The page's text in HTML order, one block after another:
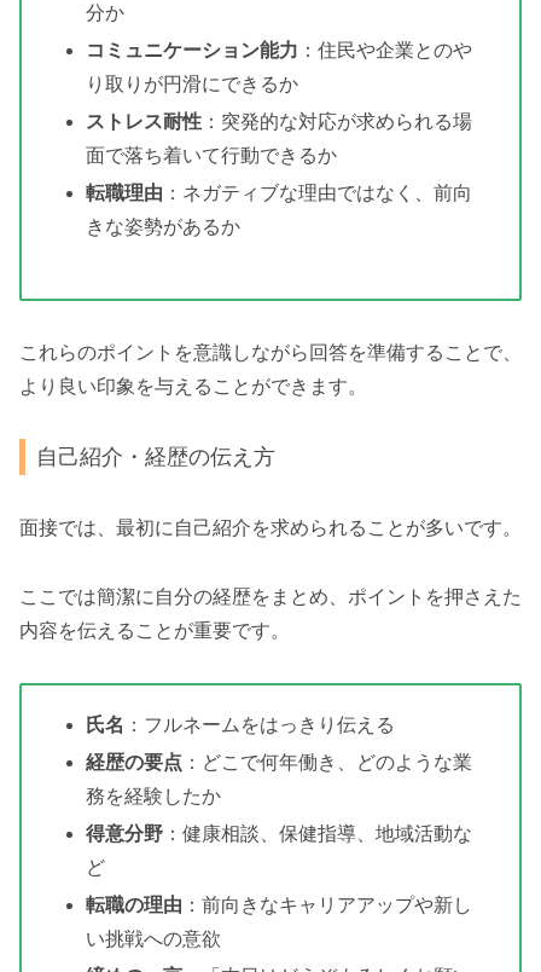
分か
コミュニケーション能力 ：住民や企業とのや
り取りが円滑にできるか
ストレス耐性 ：突発的な対応が求められる場
面で落ち着いて行動できるか
転職理由 ：ネガティブな理由ではなく、前向
きな姿勢があるか
これらのポイントを意識しながら回答を準備することで、
より良い印象を与えることができます。
自己紹介・経歴の伝え方
面接では、最初に自己紹介を求められることが多いです。
ここでは簡潔に自分の経歴をまとめ、ポイントを押さえた
内容を伝えることが重要です。
氏名 ：フルネームをはっきり伝える
経歴の要点 ：どこで何年働き、どのような業
務を経験したか
得意分野 ：健康相談、保健指導、地域活動な
ど
転職の理由 ：前向きなキャリアアップや新し
い挑戦への意欲